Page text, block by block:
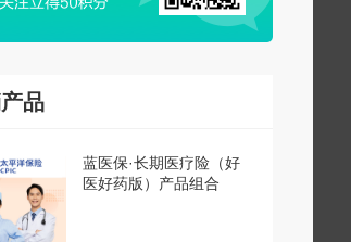
品
蓝医保·长期医疗险（好
医好药版）产品组合